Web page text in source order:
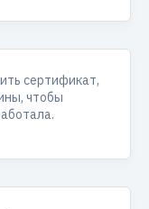
сертификат,
чтобы